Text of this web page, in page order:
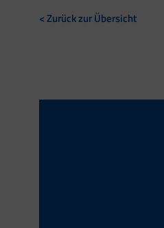
< Zurück zur Übersicht